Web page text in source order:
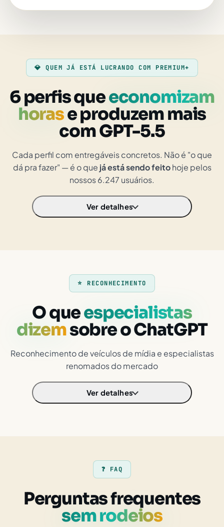
💎 QUEM JÁ ESTÁ LUCRANDO COM PREMIUM+
6 perfis queeconomizam
horase produzem mais
com GPT-5.5
Cada perfil com entregáveis concretos. Não é "o que
dá pra fazer" — é o que já está sendo feitohoje pelos
nossos 6.247 usuários.
Ver detalhes
⭐ RECONHECIMENTO
O queespecialistas
dizemsobre o ChatGPT
Reconhecimento de veículos de mídia e especialistas
renomados do mercado
Ver detalhes
❓ FAQ
Perguntas frequentes
sem rodeios